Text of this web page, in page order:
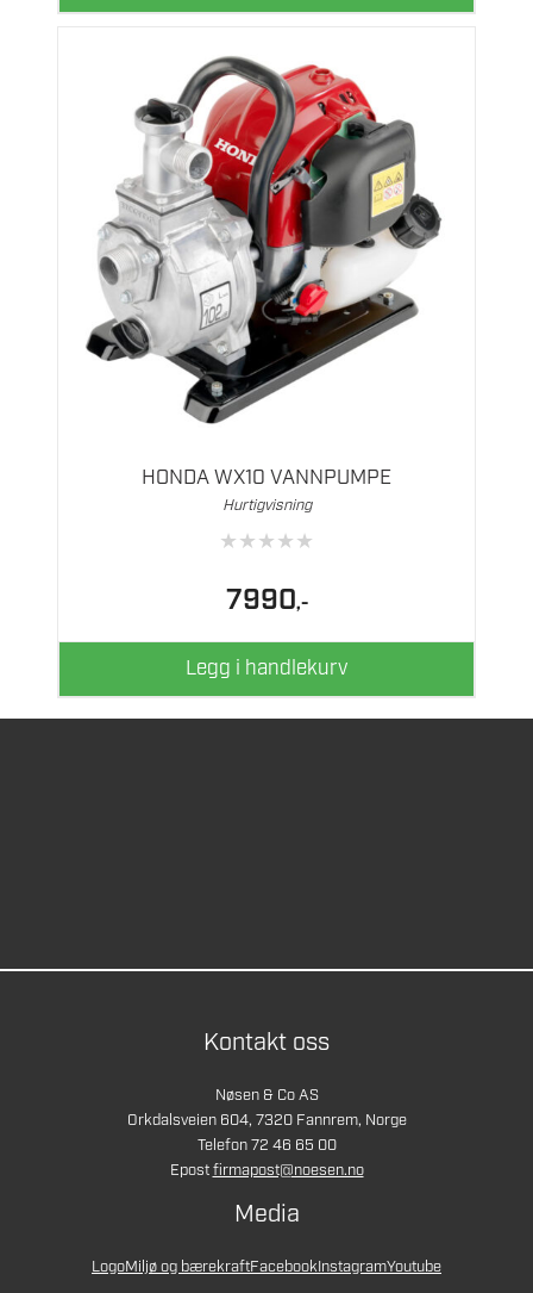
HONDA WX10 VANNPUMPE
Hurtigvisning
★★★★★
7990,-
Legg i handlekurv
Kontakt oss
Nøsen & Co AS
Orkdalsveien 604, 7320 Fannrem, Norge
Telefon 72 46 65 00
Epostfirmapost@noesen.no
Media
LogoMiljø og bærekraftFacebookInstagramYoutube